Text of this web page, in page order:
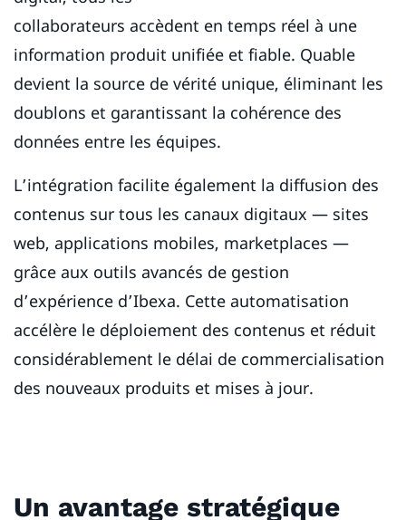
collaborateurs accèdent en temps réel à une
information produit unifiée et fiable. Quable
devient la source de vérité unique, éliminant les
doublons et garantissant la cohérence des
données entre les équipes.
L’intégration facilite également la diffusion des
contenus sur tous les canaux digitaux — sites
web, applications mobiles, marketplaces —
grâce aux outils avancés de gestion
d’expérience d’Ibexa. Cette automatisation
accélère le déploiement des contenus et réduit
considérablement le délai de commercialisation
des nouveaux produits et mises à jour.
Un avantage stratégique